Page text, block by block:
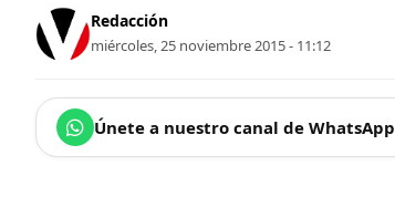
Redacción
miércoles, 25 noviembre 2015 - 11:12
Únete a nuestro canal de WhatsApp